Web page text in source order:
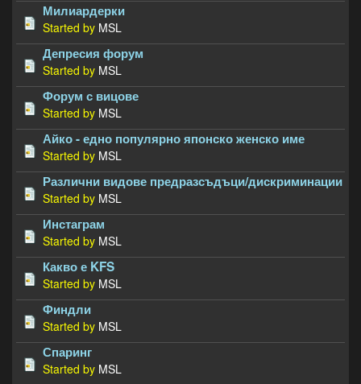
Милиардерки
Started by MSL
Депресия форум
Started by MSL
Форум с вицове
Started by MSL
Айко - едно популярно японско женско име
Started by MSL
Различни видове предразсъдъци/дискриминации
Started by MSL
Инстаграм
Started by MSL
Какво е KFS
Started by MSL
Финдли
Started by MSL
Спаринг
Started by MSL